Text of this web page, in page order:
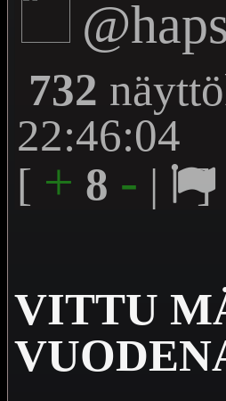
732
22:46:04
[ + 8 - | ]
VITTU